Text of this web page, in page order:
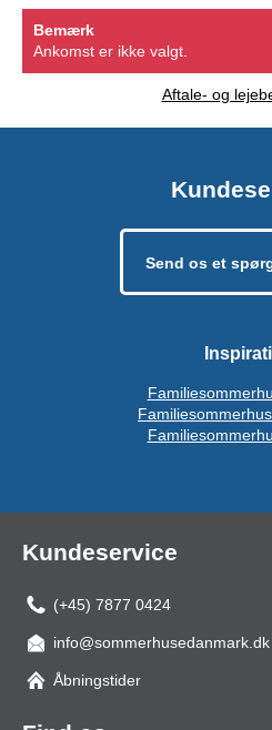
Bemærk
Ankomst er ikke valgt.
Aftale- og
Send os et
Kundeservice
(+45) 7877 0424
info@sommerhusedanmark.dk
Åbningstider